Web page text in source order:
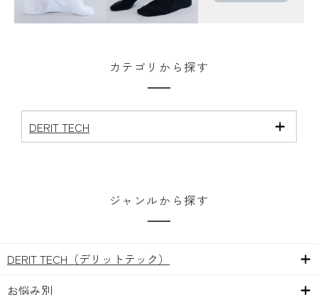
ださい。
サイズの狭間である25cm、27cmの方は小さめの方
の凹凸が当たりやすくなります。
カテゴリから探す
DERIT TECH
ジャンルから探す
DERIT TECH（デリットテック）
お悩み別